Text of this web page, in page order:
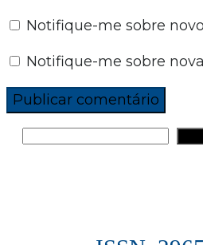
Notifique-me sobre
Notifique-me sobre